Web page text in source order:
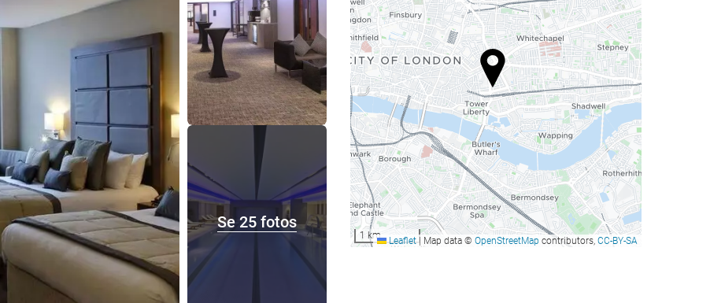
Se 25 fotos
1 km Leaflet | Map data © OpenStreetMap contributors, CC-BY-SA